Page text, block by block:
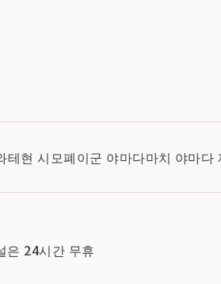
테현 시모폐이군 야마다마치 야마다
24시간 무휴